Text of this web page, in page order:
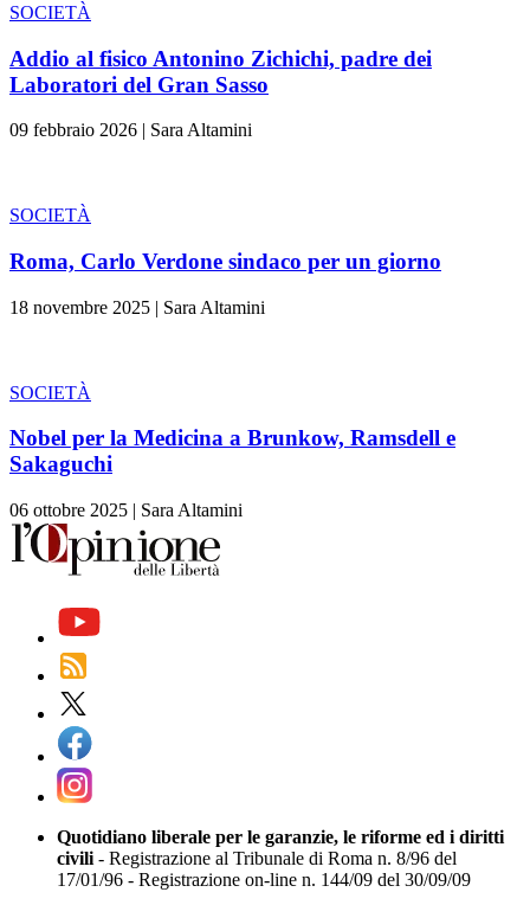
SOCIETÀ
Addio al fisico Antonino Zichichi, padre dei
Laboratori del Gran Sasso
09 febbraio 2026 | Sara Altamini
SOCIETÀ
Roma, Carlo Verdone sindaco per un giorno
18 novembre 2025 | Sara Altamini
SOCIETÀ
Nobel per la Medicina a Brunkow, Ramsdell e
Sakaguchi
06 ottobre 2025 | Sara Altamini
Quotidiano liberale per le garanzie, le riforme ed i diritti
civili - Registrazione al Tribunale di Roma n. 8/96 del
17/01/96 - Registrazione on-line n. 144/09 del 30/09/09